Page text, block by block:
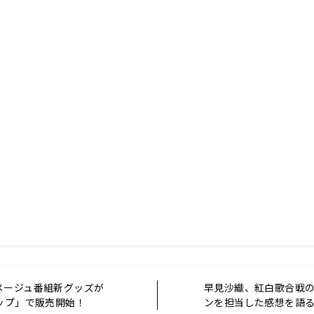
ジュ番組新グッズが
」で販売開始！
早見沙織、紅白歌合戦
ンを担当した感想を語